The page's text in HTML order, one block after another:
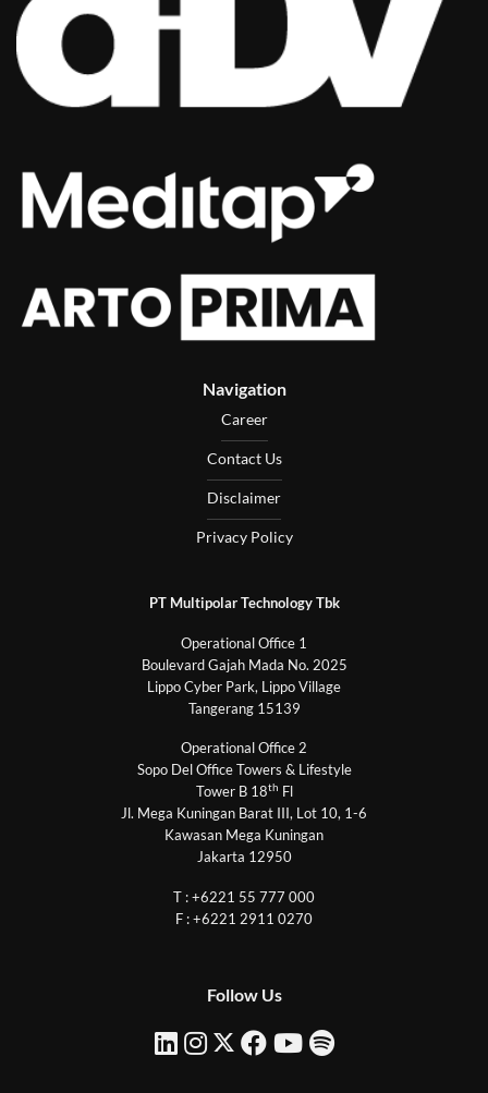
Navigation
Career
Contact Us
Disclaimer
Privacy Policy
PT Multipolar Technology Tbk
Operational Office 1
Boulevard Gajah Mada No. 2025
Lippo Cyber Park, Lippo Village
Tangerang 15139
Operational Office 2
Sopo Del Office Towers & Lifestyle
Tower B 18th Fl
Jl. Mega Kuningan Barat III, Lot 10, 1-6
Kawasan Mega Kuningan
Jakarta 12950
T : +6221 55 777 000
F : +6221 2911 0270
Follow Us